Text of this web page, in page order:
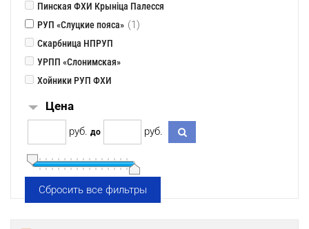
Пинская ФХИ Крынiца Палесся
РУП «Слуцкие пояса» (1)
Скарбница НПРУП
УРПП «Слонимская»
Хойники РУП ФХИ
Цена
pуб. до pуб.
Сбросить все фильтры